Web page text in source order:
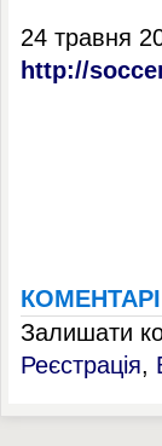
24 травня
http://
КОМЕНТАРІ
Залишати
Реєстрація,